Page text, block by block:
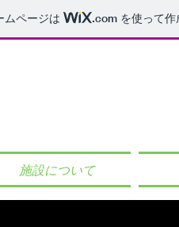
ムページは .com を使って
施設について